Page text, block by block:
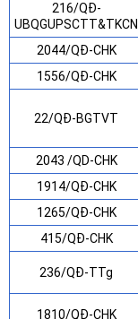
216/QĐ-
UBQGUPSCTT&TKCN
2044/QĐ-CHK
1556/QĐ-CHK
22/QĐ-BGTVT
2043 /QD-CHK
1914/QĐ-CHK
1265/QĐ-CHK
415/QĐ-CHK
236/QĐ-TTg
1810/QĐ-CHK